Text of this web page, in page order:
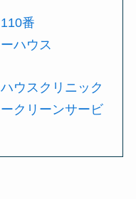
番
ハウス
ウスクリニック
クリーンサービ